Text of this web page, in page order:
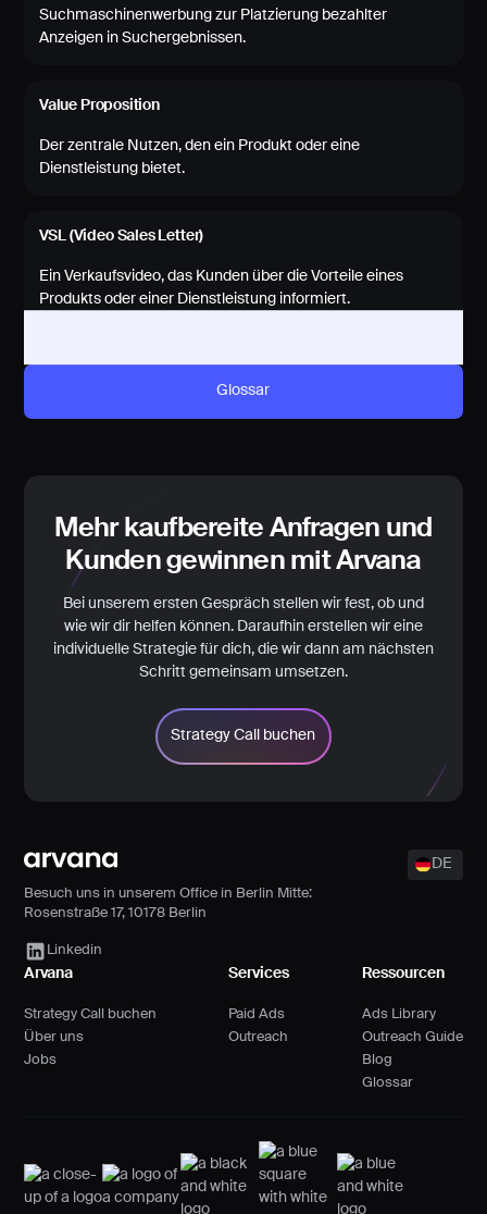
Suchmaschinenwerbung zur Platzierung bezahlter
Anzeigen in Suchergebnissen.
Value Proposition
Der zentrale Nutzen, den ein Produkt oder eine
Dienstleistung bietet.
VSL (Video Sales Letter)
Ein Verkaufsvideo, das Kunden über die Vorteile eines
Produkts oder einer Dienstleistung informiert.
Glossar
Mehr kaufbereite Anfragen und
Kunden gewinnen mit Arvana
Bei unserem ersten Gespräch stellen wir fest, ob und
wie wir dir helfen können. Daraufhin erstellen wir eine
individuelle Strategie für dich, die wir dann am nächsten
Schritt gemeinsam umsetzen.
Strategy Call buchen
Besuch uns in unserem Office in Berlin Mitte:
Rosenstraße 17, 10178 Berlin
Linkedin
Arvana Link
DE
Arvana
Strategy Call buchen
Über uns
Jobs
Services
Paid Ads
Outreach
Ressourcen
Ads Library
Outreach Guide
Blog
Glossar